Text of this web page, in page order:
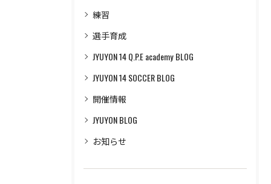
練習
選手育成
JYUYON 14 Q.P.E academy BLOG
JYUYON 14 SOCCER BLOG
開催情報
JYUYON BLOG
お知らせ